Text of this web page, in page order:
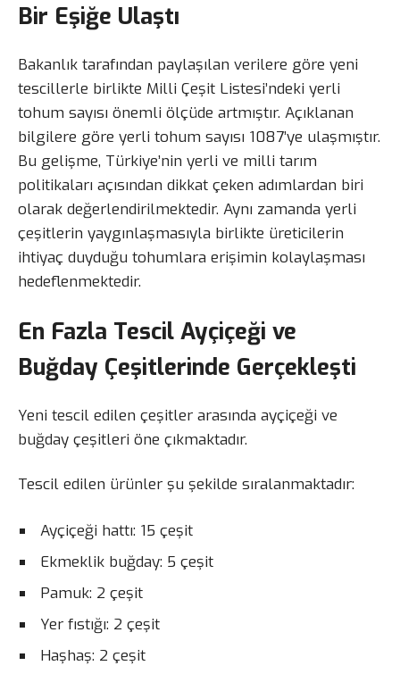
Bir Eşiğe Ulaştı
Bakanlık tarafından paylaşılan verilere göre yeni
tescillerle birlikte Milli Çeşit Listesi’ndeki yerli
tohum sayısı önemli ölçüde artmıştır. Açıklanan
bilgilere göre yerli tohum sayısı 1087’ye ulaşmıştır.
Bu gelişme, Türkiye’nin yerli ve milli tarım
politikaları açısından dikkat çeken adımlardan biri
olarak değerlendirilmektedir. Aynı zamanda yerli
çeşitlerin yaygınlaşmasıyla birlikte üreticilerin
ihtiyaç duyduğu tohumlara erişimin kolaylaşması
hedeflenmektedir.
En Fazla Tescil Ayçiçeği ve
Buğday Çeşitlerinde Gerçekleşti
Yeni tescil edilen çeşitler arasında ayçiçeği ve
buğday çeşitleri öne çıkmaktadır.
Tescil edilen ürünler şu şekilde sıralanmaktadır:
Ayçiçeği hattı: 15 çeşit
Ekmeklik buğday: 5 çeşit
Pamuk: 2 çeşit
Yer fıstığı: 2 çeşit
Haşhaş: 2 çeşit